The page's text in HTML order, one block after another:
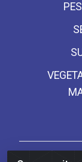
Frinscal -